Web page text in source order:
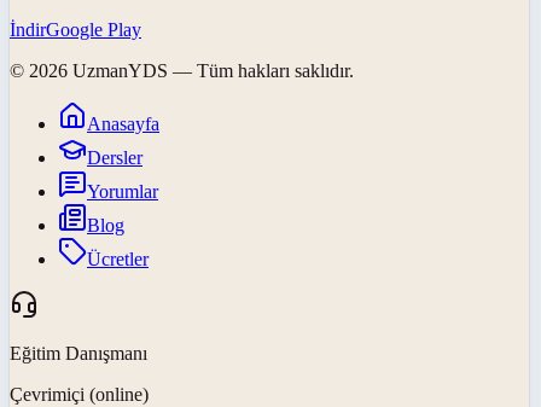
İndirGoogle Play
© 2026 UzmanYDS — Tüm hakları saklıdır.
Anasayfa
Dersler
Yorumlar
Blog
Ücretler
Eğitim Danışmanı
Çevrimiçi (online)